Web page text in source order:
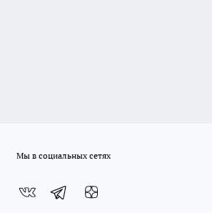
Мы в социальных сетях